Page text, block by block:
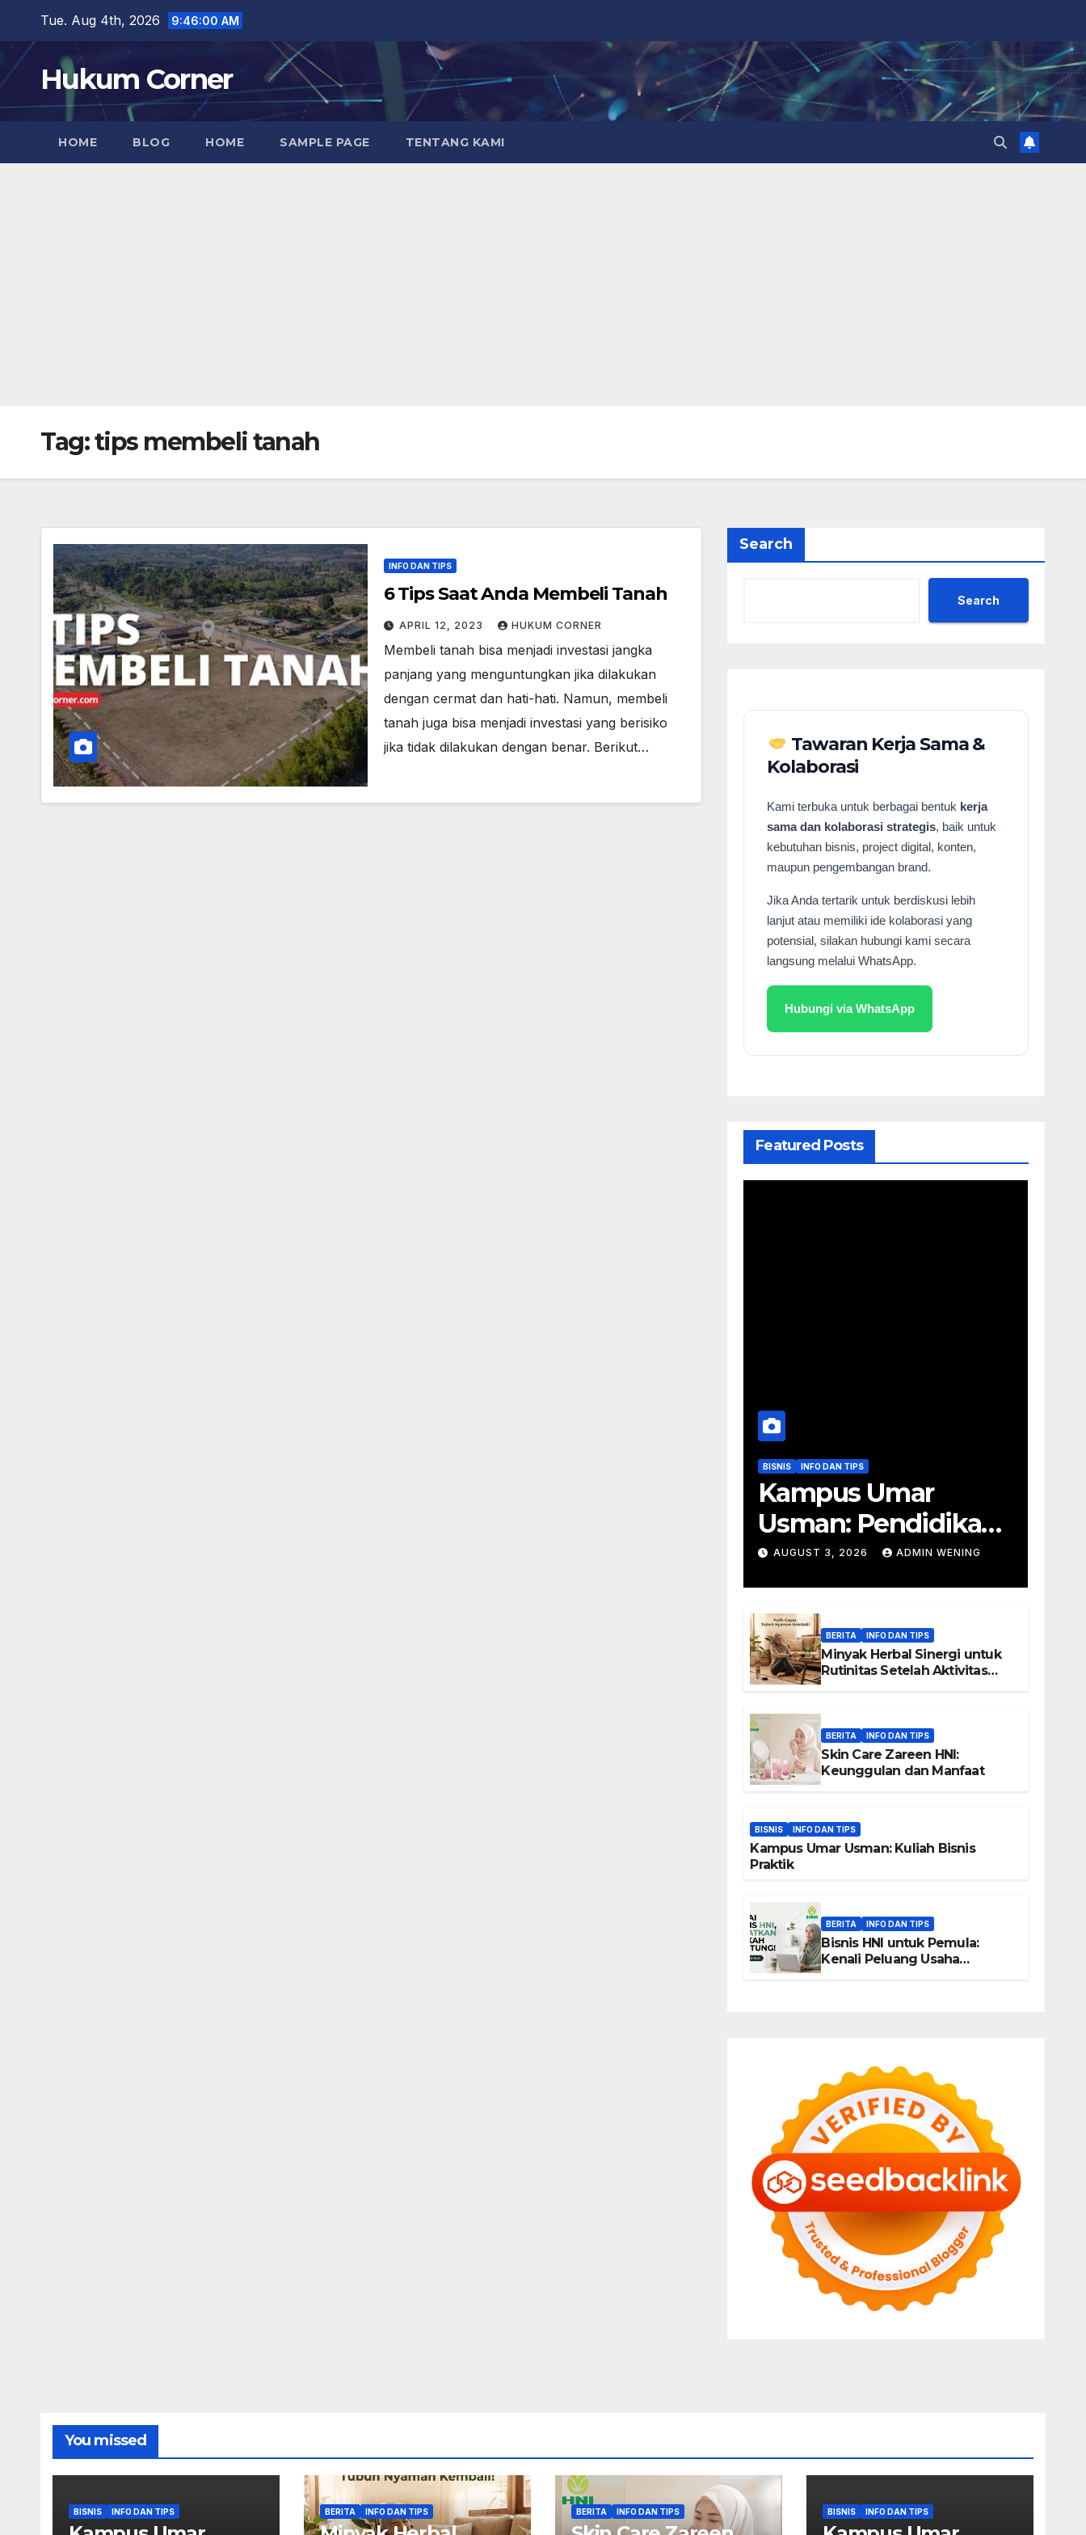
content
Tue. Aug 4th, 2026 9:46:01 AM
Hukum Corner
HOME BLOG HOME SAMPLE PAGE TENTANG KAMI
Tag:tips membeli tanah
INFO DAN TIPS
6 Tips Saat Anda Membeli Tanah
APRIL 12, 2023 HUKUM CORNER
Membeli tanah bisa menjadi investasi jangka
panjang yang menguntungkan jika dilakukan
dengan cermat dan hati-hati. Namun, membeli
tanah juga bisa menjadi investasi yang berisiko
jika tidak dilakukan dengan benar. Berikut…
Search
Search
Tawaran Kerja Sama &
Kolaborasi
Kami terbuka untuk berbagai bentuk kerja
sama dan kolaborasi strategis, baik untuk
kebutuhan bisnis, project digital, konten,
maupun pengembangan brand.
Jika Anda tertarik untuk berdiskusi lebih
lanjut atau memiliki ide kolaborasi yang
potensial, silakan hubungi kami secara
langsung melalui WhatsApp.
Hubungi via WhatsApp
Featured Posts
BISNIS INFO DAN TIPS
Kampus Umar
Usman: Pendidikan
Wirausaha
AUGUST 3, 2026 ADMIN WENING
BERITA INFO DAN TIPS
Minyak Herbal Sinergi untuk
Rutinitas Setelah Aktivitas
BERITA INFO DAN TIPS
Skin Care Zareen HNI:
Keunggulan dan Manfaat
BISNIS INFO DAN TIPS
Kampus Umar Usman: Kuliah Bisnis
Praktik
BERITA INFO DAN TIPS
Bisnis HNI untuk Pemula:
Kenali Peluang Usaha
You missed
BISNIS INFO DAN TIPS BERITA INFO DAN TIPS BERITA INFO DAN TIPS BISNIS INFO DAN TIPS